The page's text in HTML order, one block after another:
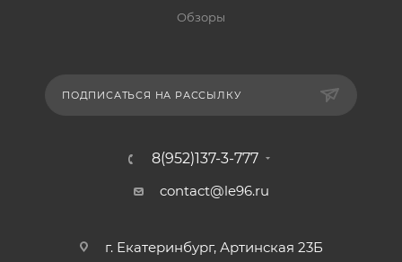
Обзоры
ПОДПИСАТЬСЯ НА РАССЫЛКУ
8(952)137-3-777
contact@le96.ru
г. Екатеринбург, Артинская 23Б